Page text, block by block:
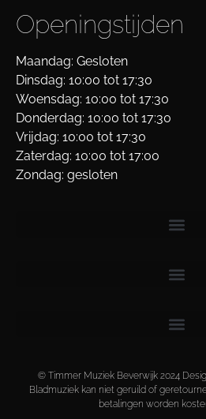
Openingstijden
Maandag: Gesloten
Dinsdag: 10:00 tot 17:30
Woensdag: 10:00 tot 17:30
Donderdag: 10:00 tot 17:30
Vrijdag: 10:00 tot 17:30
Zaterdag: 10:00 tot 17:00
Zondag: gesloten
© Timmer Muziek Beverwijk 2024
Bladmuziek kan niet geruild of
betalingen worden